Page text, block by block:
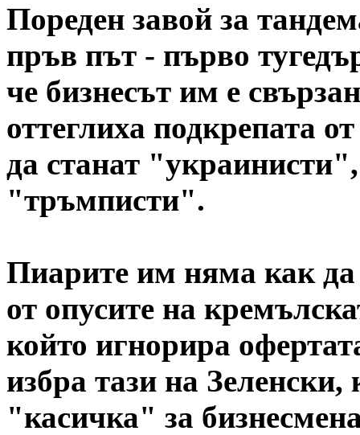
Пореден завой за
пръв път - първо
че бизнесът им е
оттеглиха подкрепата
да станат
"тръмписти".
Пиарите им няма как да
от опусите на
който игнорира
избра тази на
"касичка" за